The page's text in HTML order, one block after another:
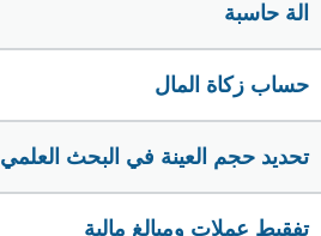
الة حاسبة
حساب زكاة المال
تحديد حجم العينة في البحث العلمي
تفقيط عملات ومبالغ مالية